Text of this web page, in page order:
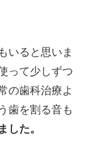
いると思いま
って少しずつ
の歯科治療よ
歯を割る音も
した。